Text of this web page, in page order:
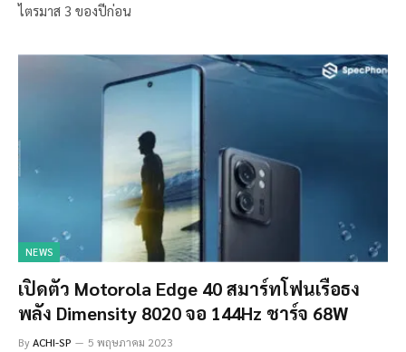
ไตรมาส 3 ของปีก่อน
NEWS
เปิดตัว Motorola Edge 40 สมาร์ทโฟนเรือธง
พลัง Dimensity 8020 จอ 144Hz ชาร์จ 68W
ByACHI-SP 5 พฤษภาคม 2023